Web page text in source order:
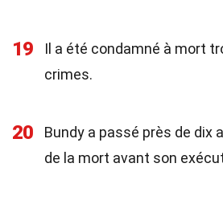
19
Il a été condamné à mort
crimes.
20
Bundy a passé près de dix
de la mort avant son